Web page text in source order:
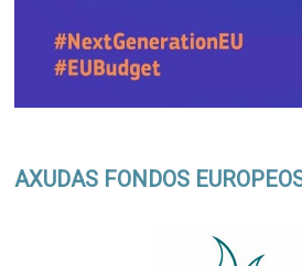
AXUDAS FONDOS